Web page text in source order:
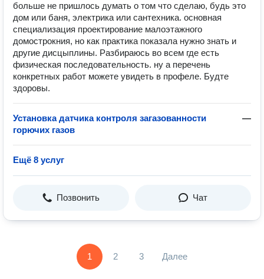
больше не пришлось думать о том что сделаю, будь это
дом или баня, электрика или сантехника. основная
специализация проектирование малоэтажного
домострокния, но как практика показала нужно знать и
другие дисцыплины. Разбираюсь во всем где есть
физическая последовательность. ну а перечень
конкретных работ можете увидеть в профеле. Будте
здоровы.
Установка датчика контроля загазованности
горючих газов
—
Ещё 8 услуг
Позвонить Чат
1 2 3 Далее